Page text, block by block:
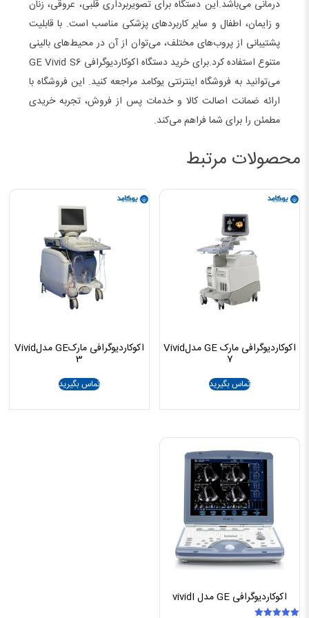
درمانی می‌باشد.این دستگاه برای تصویربرداری قلبی، عروقی، زنان
و زایمان، اطفال و سایر کاربردهای پزشکی مناسب است. با قابلیت
پشتیبانی از پروب‌های مختلف، می‌توان از آن در محیط‌های بالینی
متنوع استفاده کرد.برای خرید دستگاه اکوکاردیوگرافی GE Vivid S6
می‌توانید به فروشگاه اینترنتی یوکامد مراجعه کنید. این فروشگاه با
ارائه ضمانت اصالت کالا و خدمات پس از فروش، تجربه خریدی
مطمئن را برای شما فراهم می‌کند.
محصولات مرتبط
اکوکاردیوگرافی مارک GE مدلVivid
7
تماس بگیرید
اکوکاردیوگرافی مارکGE مدلVivid
3
تماس بگیرید
اکوکاردیوگرافی GE مدل vividI